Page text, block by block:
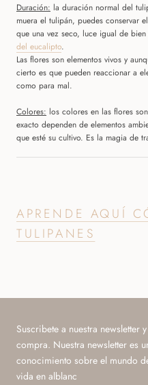
Duración: la duración normal del
muera el tulipán, puedes conservar
que una vez seco, luce igual de
del eucalipto.
Las flores son elementos vivos y
cierto es que pueden reaccionar a
como para mal.
Colores: los colores en las flores
exacto dependen de elementos
que esté su cultivo. Es la magia de
APRENDE AQUÍ
TULIPANES
Suscribete a nuestra newsletter
compra. Nuestra newsletter es
conocimiento sobre el mundo
vida en alblanc